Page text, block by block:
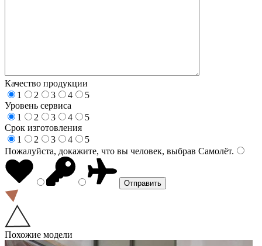
Качество продукции
1
2 3 4
5
Уровень сервиса
1
2 3 4
5
Срок изготовления
1
2 3 4
5
Пожалуйста, докажите, что вы человек, выбрав Самолёт.
Похожие модели